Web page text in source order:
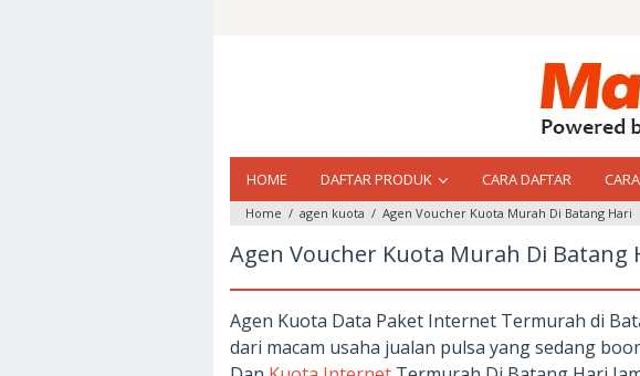
HOME DAFTAR PRODUK CARA DAFTAR
Home / agen kuota / Agen Voucher Kuota Murah Di Batang Hari
Agen Voucher Kuota Murah Di Batang
Agen Kuota Data Paket Internet Termurah di
dari macam usaha jualan pulsa yang sedang